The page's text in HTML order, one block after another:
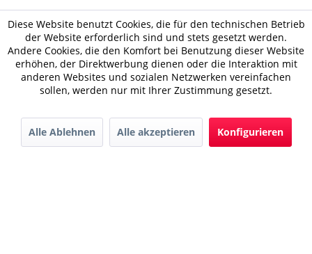
Diese Website benutzt Cookies, die für den technischen Betrieb
der Website erforderlich sind und stets gesetzt werden.
Andere Cookies, die den Komfort bei Benutzung dieser Website
erhöhen, der Direktwerbung dienen oder die Interaktion mit
anderen Websites und sozialen Netzwerken vereinfachen
sollen, werden nur mit Ihrer Zustimmung gesetzt.
Alle Ablehnen Alle akzeptieren Konfigurieren